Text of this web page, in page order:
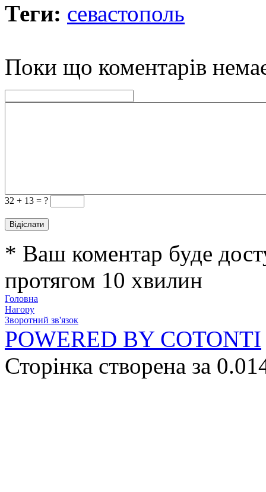
Теги: севастополь
Поки що коментарів
32 + 13 = ?
* Ваш коментар буде
протягом 10 хвилин
Головна
Нагору
Зворотний зв'язок
POWERED BY COTONTI
Сторінка створена за